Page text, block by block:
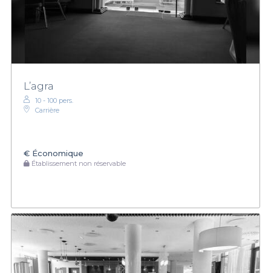
L’agra
10 - 100 pers.
Carrière
€ Économique
Établissement non réservable